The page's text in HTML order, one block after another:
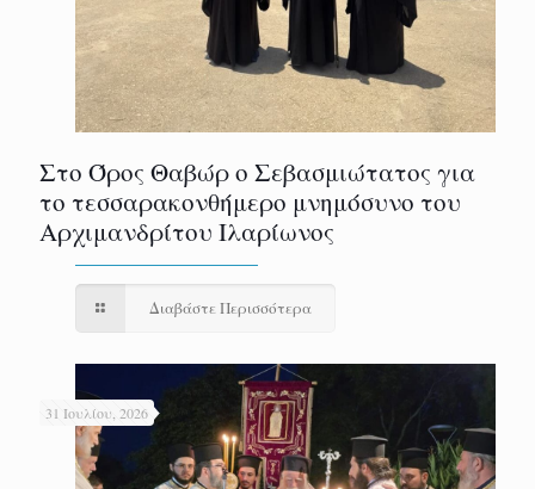
Στο Όρος Θαβώρ ο Σεβασμιώτατος για
το τεσσαρακονθήμερο μνημόσυνο του
Αρχιμανδρίτου Ιλαρίωνος
Διαβάστε Περισσότερα
31 Ιουλίου, 2026